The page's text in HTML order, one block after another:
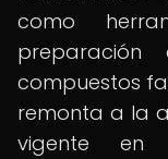
como
compuestos
remonta a la
vigente en